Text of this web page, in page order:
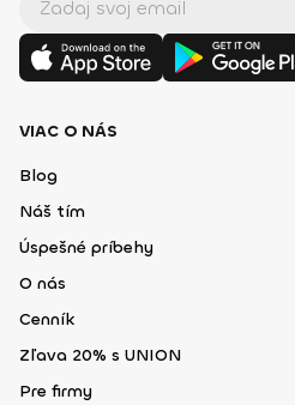
VIAC O NÁS
Blog
Náš tím
Úspešné príbehy
O nás
Cenník
Zľava 20% s UNION
Pre firmy